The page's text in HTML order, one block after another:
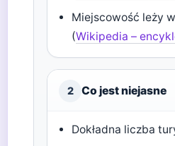
Miejscowość leży
(Wikipedia –
2 Co jest niejasne
Dokładna liczba